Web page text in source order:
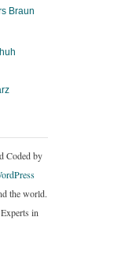
Braun
Coded by
the world.
in